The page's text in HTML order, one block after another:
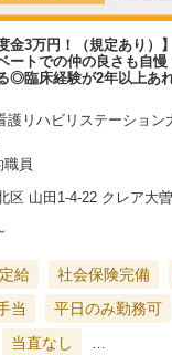
金3万円！（規定あり）
ートでの仲の良さも自
◎臨床経験が2年以上あ
護リハビリステーション
員
区 山田1-4-22 クレア大
給 社会保険完備
当
平日のみ勤務可
当直なし …